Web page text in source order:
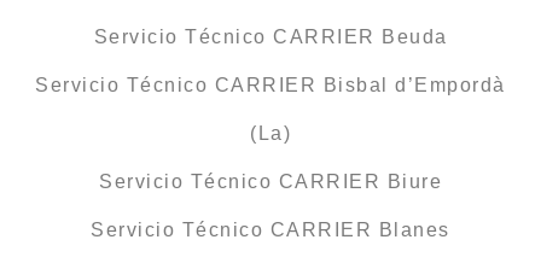
Servicio Técnico CARRIER Beuda
Servicio Técnico CARRIER Bisbal d’Empordà
(La)
Servicio Técnico CARRIER Biure
Servicio Técnico CARRIER Blanes